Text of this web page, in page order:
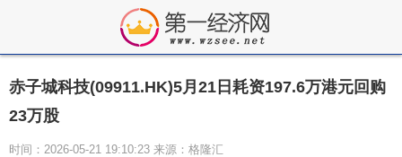
赤子城科技(09911.HK)5月21日耗资197.6万港元回购
23万股
时间：2026-05-21 19:10:23 来源：格隆汇